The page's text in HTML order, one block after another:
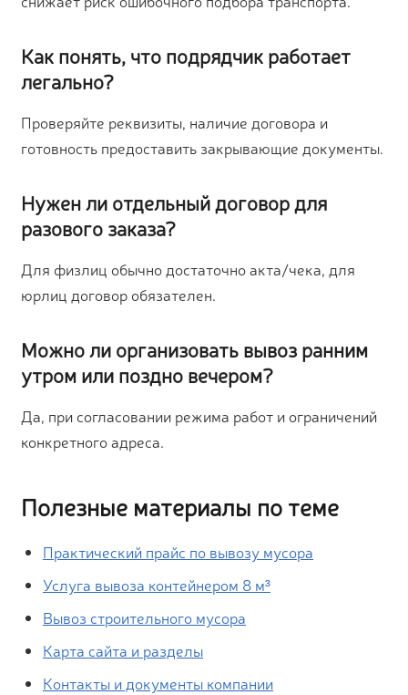
Как понять, что подрядчик работает
легально?
Проверяйте реквизиты, наличие договора и
готовность предоставить закрывающие документы.
Нужен ли отдельный договор для
разового заказа?
Для физлиц обычно достаточно акта/чека, для
юрлиц договор обязателен.
Можно ли организовать вывоз ранним
утром или поздно вечером?
Да, при согласовании режима работ и ограничений
конкретного адреса.
Полезные материалы по теме
Практический прайс по вывозу мусора
Услуга вывоза контейнером 8 м³
Вывоз строительного мусора
Карта сайта и разделы
Контакты и документы компании